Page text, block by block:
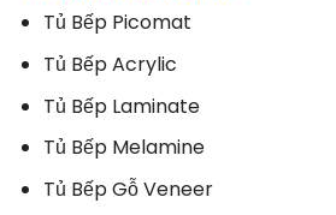
Tủ Bếp Picomat
Tủ Bếp Acrylic
Tủ Bếp Laminate
Tủ Bếp Melamine
Tủ Bếp Gỗ Veneer